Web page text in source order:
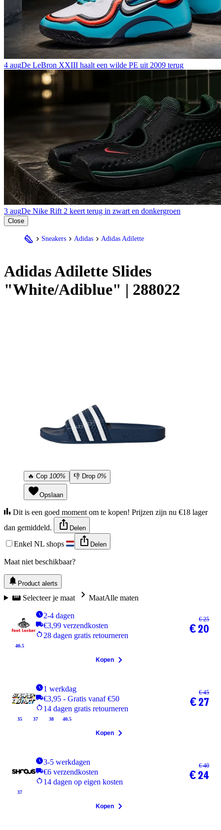
4 augDe LeBron XXIII haalt een wilde PE uit 2009 terug
3 augDe Nike Rift 2 keert terug in zwart en donkergroen
Close
Sneakers Adidas Adidas Adilette
AdidasAdilette Slides
"White/Adiblue" | 288022
🔥 Cop 100% 👎 Drop 0%
Opslaan
Dit is een goed moment om te kopen! Prijzen zijn nu €18 lager
dan gemiddeld.
Delen
Enkel NL shops Delen
Maat niet beschikbaar?
Product alerts
Selecteer je maat MaatAlle maten
2-4 dagen
€3,99 verzendkosten
28 dagen gratis retourneren
40.5
€ 25
€ 20
Kopen
1 werkdag
€3,95 - Gratis vanaf €50
14 dagen gratis retourneren
35 37 38 40.5
€ 45
€ 27
Kopen
3-5 werkdagen
€6 verzendkosten
14 dagen op eigen kosten
37
€ 40
€ 24
Kopen